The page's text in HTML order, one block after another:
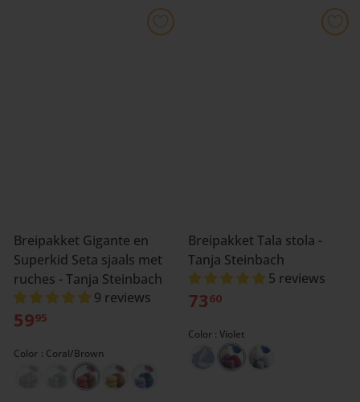
Breipakket Gigante en
Superkid Seta sjaals met
ruches - Tanja Steinbach
9 reviews
5995
Color Coral/Brown
Breipakket Tala stola -
Tanja Steinbach
5 reviews
7360
Color Violet